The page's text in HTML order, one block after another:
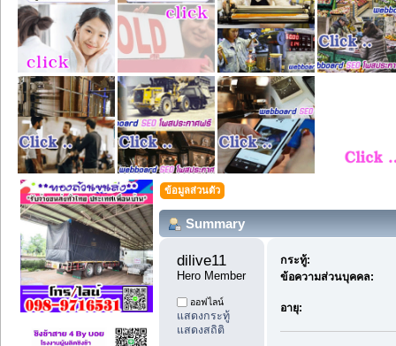
ข้อมูลส่วนตัว
Summary
dilive11
Hero Member
ออฟไลน์
แสดงกระทู้
แสดงสถิติ
กระทู้:
ข้อความส่วนบุคคล:
อายุ: